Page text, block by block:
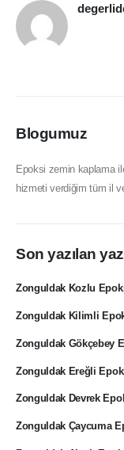
Blogumuz
Epoksi zemin kaplama
hizmeti verdiğim tüm il
Son yazılan
Zonguldak Kozlu
Zonguldak Kilimli
Zonguldak Gökçebey
Zonguldak Ereğli
Zonguldak Devrek
Zonguldak Çaycuma